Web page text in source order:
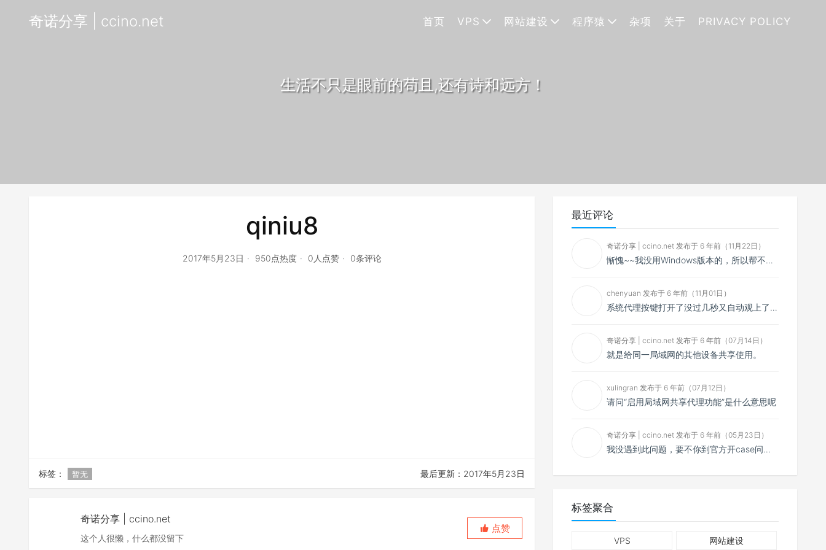
奇诺分享 | ccino.net 首页 VPS 网站建设 程序猿 杂项 关于 PRIVACY POLICY
生活不只是眼前的苟且,还有诗和远方！
qiniu8
2017年5月23日 950点热度 0人点赞 0条评论
标签： 暂无 最后更新：2017年5月23日
奇诺分享 | ccino.net
这个人很懒，什么都没留下
点赞
最近评论
奇诺分享 | ccino.net 发布于 6 年前（11月22日）
惭愧~~我没用Windows版本的，所以帮不了你~~
chenyuan 发布于 6 年前（11月01日）
系统代理按键打开了没过几秒又自动观上了，导致一直打开不了，是什么问题呢？感谢大佬，请帮帮忙！谢谢！
奇诺分享 | ccino.net 发布于 6 年前（07月14日）
就是给同一局域网的其他设备共享使用。
xulingran 发布于 6 年前（07月12日）
请问“启用局域网共享代理功能”是什么意思呢
奇诺分享 | ccino.net 发布于 6 年前（05月23日）
我没遇到此问题，要不你到官方开case问问看？
标签聚合
VPS 网站建设